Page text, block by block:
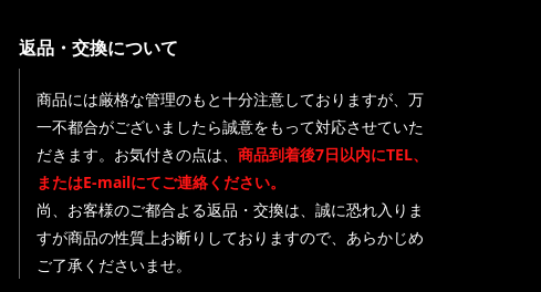
返品・交換について
商品には厳格な管理のもと十分注意しておりますが、万
一不都合がございましたら誠意をもって対応させていた
だきます。お気付きの点は、 商品到着後7日以内にTEL、
またはE-mailにてご連絡ください。
尚、お客様のご都合よる返品・交換は、誠に恐れ入りま
すが商品の性質上お断りしておりますので、あらかじめ
ご了承くださいませ。